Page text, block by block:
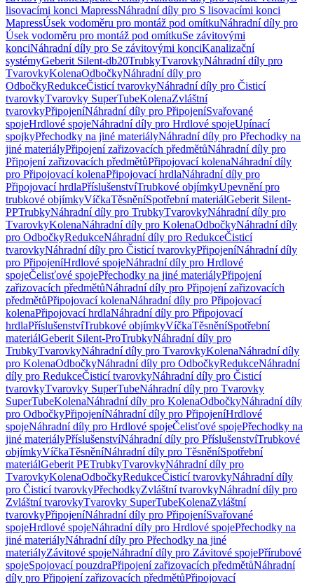
lisovacími konci MapressNáhradní díly pro S lisovacími konci
MapressÚsek vodoměru pro montáž pod omítkuNáhradní díly pro
Úsek vodoměru pro montáž pod omítkuSe závitovými
konciNáhradní díly pro Se závitovými konciKanalizační
systémyGeberit Silent-db20TrubkyTvarovkyNáhradní díly pro
TvarovkyKolenaOdbočkyNáhradní díly pro
OdbočkyRedukceČisticí tvarovkyNáhradní díly pro Čisticí
tvarovkyTvarovky SuperTubeKolenaZvláštní
tvarovkyPřipojeníNáhradní díly pro PřipojeníSvařované
spojeHrdlové spojeNáhradní díly pro Hrdlové spojeUpínací
spojkyPřechodky na jiné materiályNáhradní díly pro Přechodky na
jiné materiályPřipojení zařizovacích předmětůNáhradní díly pro
Připojení zařizovacích předmětůPřipojovací kolenaNáhradní díly
pro Připojovací kolenaPřipojovací hrdlaNáhradní díly pro
Připojovací hrdlaPříslušenstvíTrubkové objímkyUpevnění pro
trubkové objímkyVíčkaTěsněníSpotřební materiálGeberit Silent-
PPTrubkyNáhradní díly pro TrubkyTvarovkyNáhradní díly pro
TvarovkyKolenaNáhradní díly pro KolenaOdbočkyNáhradní díly
pro OdbočkyRedukceNáhradní díly pro RedukceČisticí
tvarovkyNáhradní díly pro Čisticí tvarovkyPřipojeníNáhradní díly
pro PřipojeníHrdlové spojeNáhradní díly pro Hrdlové
spojeČelisťové spojePřechodky na jiné materiályPřipojení
zařizovacích předmětůNáhradní díly pro Připojení zařizovacích
předmětůPřipojovací kolenaNáhradní díly pro Připojovací
kolenaPřipojovací hrdlaNáhradní díly pro Připojovací
hrdlaPříslušenstvíTrubkové objímkyVíčkaTěsněníSpotřební
materiálGeberit Silent-ProTrubkyNáhradní díly pro
TrubkyTvarovkyNáhradní díly pro TvarovkyKolenaNáhradní díly
pro KolenaOdbočkyNáhradní díly pro OdbočkyRedukceNáhradní
díly pro RedukceČisticí tvarovkyNáhradní díly pro Čisticí
tvarovkyTvarovky SuperTubeNáhradní díly pro Tvarovky
SuperTubeKolenaNáhradní díly pro KolenaOdbočkyNáhradní díly
pro OdbočkyPřipojeníNáhradní díly pro PřipojeníHrdlové
spojeNáhradní díly pro Hrdlové spojeČelisťové spojePřechodky na
jiné materiályPříslušenstvíNáhradní díly pro PříslušenstvíTrubkové
objímkyVíčkaTěsněníNáhradní díly pro TěsněníSpotřební
materiálGeberit PETrubkyTvarovkyNáhradní díly pro
TvarovkyKolenaOdbočkyRedukceČisticí tvarovkyNáhradní díly
pro Čisticí tvarovkyPřechodkyZvláštní tvarovkyNáhradní díly pro
Zvláštní tvarovkyTvarovky SuperTubeKolenaZvláštní
tvarovkyPřipojeníNáhradní díly pro PřipojeníSvařované
spojeHrdlové spojeNáhradní díly pro Hrdlové spojePřechodky na
jiné materiályNáhradní díly pro Přechodky na jiné
materiályZávitové spojeNáhradní díly pro Závitové spojePřírubové
spojeSpojovací pouzdraPřipojení zařizovacích předmětůNáhradní
díly pro Připojení zařizovacích předmětůPřipojovací